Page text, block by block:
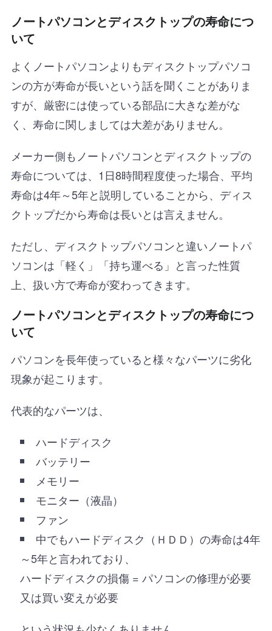
ノートパソコンとディスクトップの寿命につ
いて
よくノートパソコンよりもディスクトップパソコ
ンの方が寿命が長いという話を聞くことがありま
すが、厳密には使っている部品に大きな差がな
く、寿命に関しましては大差がありません。
メーカー側もノートパソコンとディスクトップの
寿命については、 1日8時間程度使った場合、平均
寿命は4年～5年と説明していることから、ディス
クトップだから寿命は長いとは言えません。
ただし、ディスクトップパソコンと違いノートパ
ソコンは「軽く」「持ち運べる」と言った性質
上、扱い方で寿命が変わってきます。
ノートパソコンとディスクトップの寿命につ
いて
パソコンを長年使っていると様々なパーツに劣化
現象が起こります。
代表的なパーツは、
ハードディスク
バッテリー
メモリー
モニター（液晶）
ファン
中でもハードディスク（ＨＤＤ）の寿命は4年
～5年と言われており、
ハードディスクの損傷 = パソコンの修理が必要
又は買い変えが必要